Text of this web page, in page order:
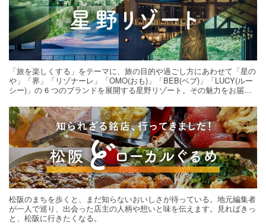
「旅を楽しくする」をテーマに、旅の目的や過ごし方にあわせて「星の
や」「界」「リゾナーレ」「OMO(おも)」「BEB(ベブ)」「LUCY(ルー
シー)」の 6 つのブランドを展開する星野リゾート。その魅力をお届け
松阪のまちを歩くと、まだ知らないおいしさが待っている。地元編集者
が一人で巡り、出会った店主の人柄や想いと味を伝えます。見ればきっ
と、松阪に行きたくなる。